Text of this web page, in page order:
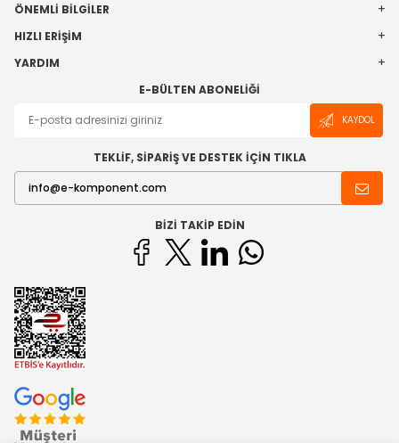
ÖNEMLI BILGILER
HIZLI ERIŞIM
YARDIM
E-BÜLTEN ABONELIĞI
KAYDOL
TEKLİF, SİPARİŞ VE DESTEK İÇİN TIKLA
BIZI TAKIP EDIN